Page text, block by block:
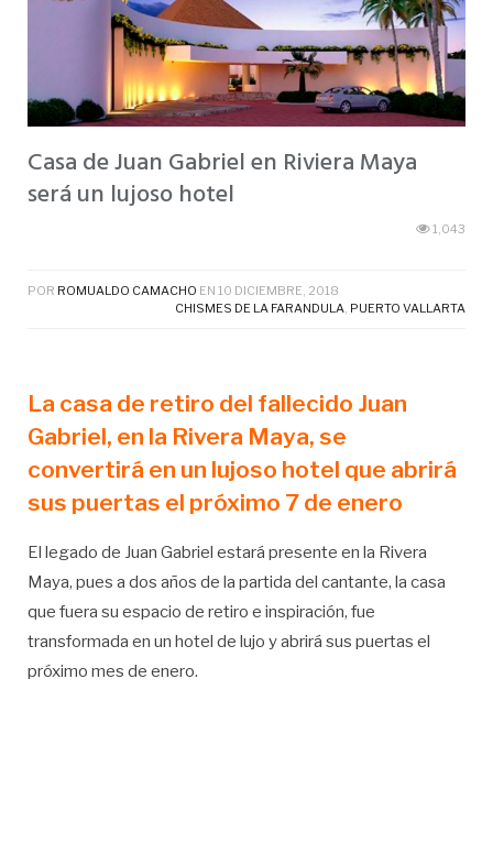
Casa de Juan Gabriel en Riviera Maya
será un lujoso hotel
1,043
POR ROMUALDO CAMACHO EN 10 DICIEMBRE, 2018
CHISMES DE LA FARANDULA PUERTO VALLARTA
La casa de retiro del fallecido Juan
Gabriel, en la Rivera Maya, se
convertirá en un lujoso hotel que abrirá
sus puertas el próximo 7 de enero
El legado de Juan Gabriel estará presente en la Rivera
Maya, pues a dos años de la partida del cantante, la casa
que fuera su espacio de retiro e inspiración, fue
transformada en un hotel de lujo y abrirá sus puertas el
próximo mes de enero.